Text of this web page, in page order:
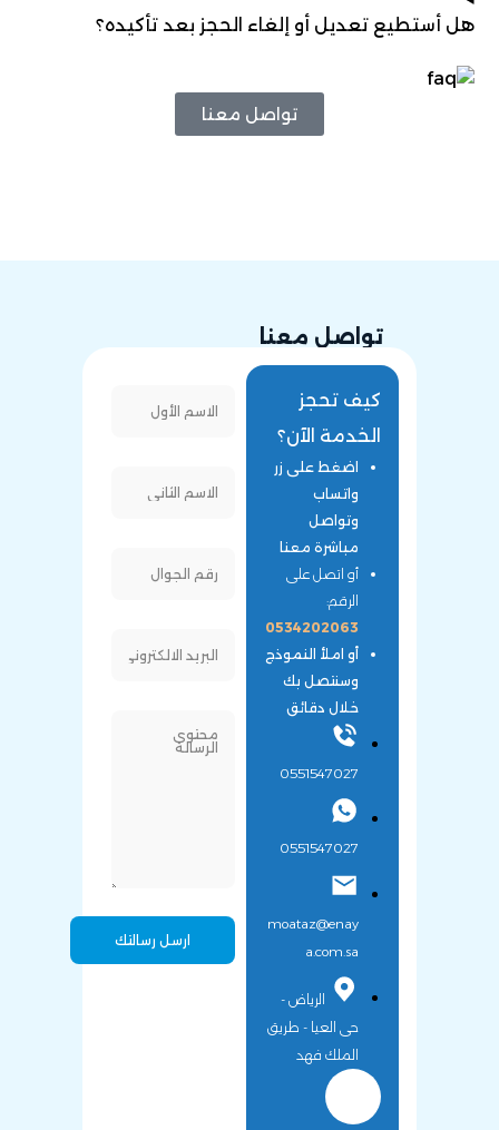
هل أستطيع تعديل أو إلغاء الحجز بعد تأكيده؟
تواصل معنا
تواصل معنا
كيف تحجز
الخدمة الآن؟
اضغط على زر
واتساب
وتواصل
مباشرة معنا
أو اتصل على
الرقم:
0534202063
أو املأ النموذج
وسنتصل بك
خلال دقائق
0551547027
0551547027
moataz@enay
a.com.sa
الرياض -
حى العيا - طريق
الملك فهد